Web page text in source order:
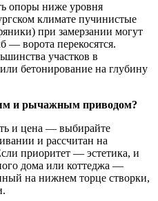
опоры ниже уровня
климате пучинистые
при замерзании могут
— ворота перекосятся.
участков в
бетонирование на глубину
и рычажным приводом?
и цена — выбирайте
и рассчитан на
приоритет — эстетика, и
дома или коттеджа —
на нижнем торце створки,